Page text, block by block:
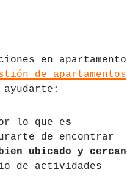
en
de apartamentos
lo que es
de encontrar
ubicado y
de actividades